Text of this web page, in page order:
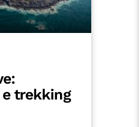
trekking